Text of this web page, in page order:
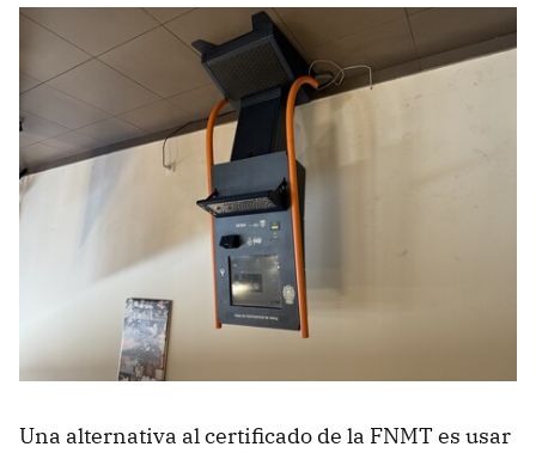
Una alternativa al certificado de la FNMT es usar